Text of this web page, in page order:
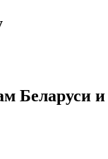
Беларуси и